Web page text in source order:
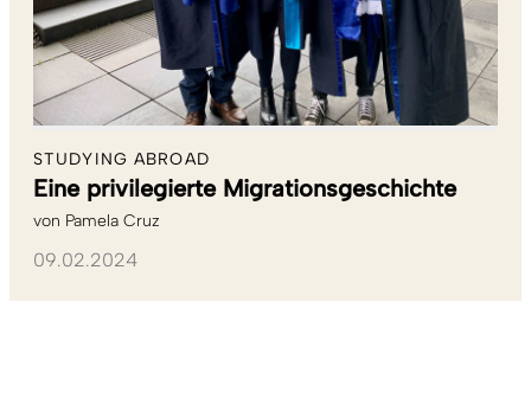
STUDYING ABROAD
Eine privilegierte Migrationsgeschichte
von Pamela Cruz
09.02.2024